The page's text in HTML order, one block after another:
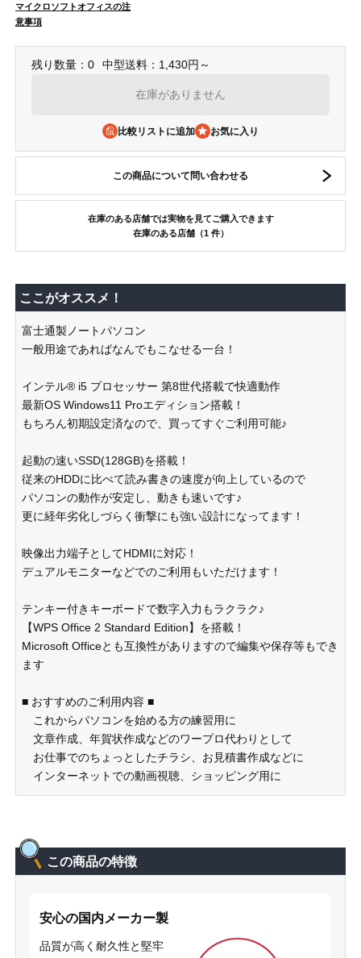
マイクロソフトオフィスの注
意事項
残り数量：0 中型送料：1,430円～
在庫がありません
比較リストに追加
この商品について問い合わせる
在庫のある店舗では実物を見てご購入できます
在庫のある店舗（1 件）
ここがオススメ！
富士通製ノートパソコン
一般用途であればなんでもこなせる一台！
インテル® i5 プロセッサー 第8世代搭載で快適動作
最新OS Windows11 Proエディション搭載！
もちろん初期設定済なので、買ってすぐご利用可能♪
起動の速いSSD(128GB)を搭載！
従来のHDDに比べて読み書きの速度が向上しているので
パソコンの動作が安定し、動きも速いです♪
更に経年劣化しづらく衝撃にも強い設計になってます！
映像出力端子としてHDMIに対応！
デュアルモニターなどでのご利用もいただけます！
テンキー付きキーボードで数字入力もラクラク♪
【WPS Office 2 Standard Edition】を搭載！
Microsoft Officeとも互換性がありますので編集や保存等もでき
ます
■ おすすめのご利用内容 ■
これからパソコンを始める方の練習用に
文章作成、年賀状作成などのワープロ代わりとして
お仕事でのちょっとしたチラシ、お見積書作成などに
インターネットでの動画視聴、ショッピング用に
この商品の特徴
安心の国内メーカー製
品質が高く耐久性と堅牢